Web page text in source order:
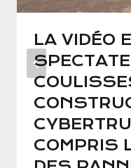
LA VIDÉO
COMPRIS